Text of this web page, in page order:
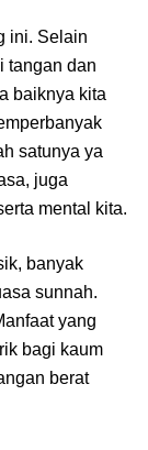
ini. Selain
tangan dan
baiknya kita
satunya ya
juga
mental kita.
banyak
sunnah.
yang
bagi kaum
berat